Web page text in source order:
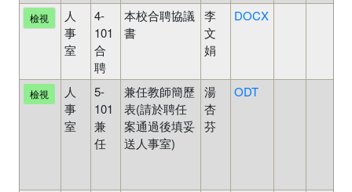
檢視
人
事
室
4-
101
合
聘
本校合聘協議
書
李
文
娟
DOCX
檢視
人
事
室
5-
101
兼
任
兼任教師簡歷
表(請於聘任
案通過後填妥
送人事室)
湯
杏
芬
ODT